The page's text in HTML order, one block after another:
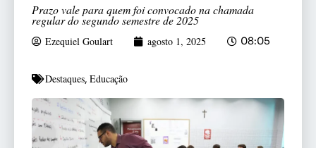
Prazo vale para quem foi convocado na chamada
regular do segundo semestre de 2025
Ezequiel Goulart agosto 1, 2025 08:05
Destaques, Educação